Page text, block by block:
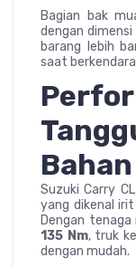
Bagian bak
dengan
barang lebih
saat
Suzuki Carry
yang dikenal
Dengan
135 Nm, truk
dengan mudah.